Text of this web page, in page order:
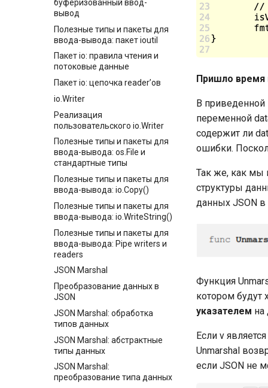
Подробнее об объявлениях
констант
Введение выведения типов в
Go
Объявление констант
Типизированные
именованные константы
Автозаполнение в
объявлениях констант
iota в объявлениях констант
Переменные, объявления
переменных
Переменные: присвоение
чистых значений
Короткие формы объявления
переменных
Общие операторы
Общие операторы: о
переполнениях
Общие операторы: о
целочисленных делениях и
операциях с остатком
Общие операторы:
подробнее о постоянных
выражениях
Объявление функций и
вызовы функций
Выход (или возврат) фазы
вызова функции
Интерфейсы в Go: упаковка
значений
Функции make и new
буферизованный ввод-
вывод
Полезные типы и пакеты для
ввода-вывода: пакет ioutil
Пакет io: правила чтения и
потоковые данные
Пакет io: цепочка reader’ов
io.Writer
Реализация
пользовательского io.Writer
Полезные типы и пакеты для
ввода-вывода: os.File и
стандартные типы
Полезные типы и пакеты для
ввода-вывода: io.Copy()
Полезные типы и пакеты для
ввода-вывода: io.WriteString()
Полезные типы и пакеты для
ввода-вывода: Pipe writers и
readers
JSON Marshal
Преобразование данных в
JSON
JSON Marshal: обработка
типов данных
JSON Marshal: абстрактные
типы данных
JSON Marshal:
преобразование типа данных
Пришло время
В
переменной
содержит ли
ошибки.
Так же, как мы
структуры
данных JSON в
Функция
котором будут
указателем на
Если v
Unmarshal
если JSON не